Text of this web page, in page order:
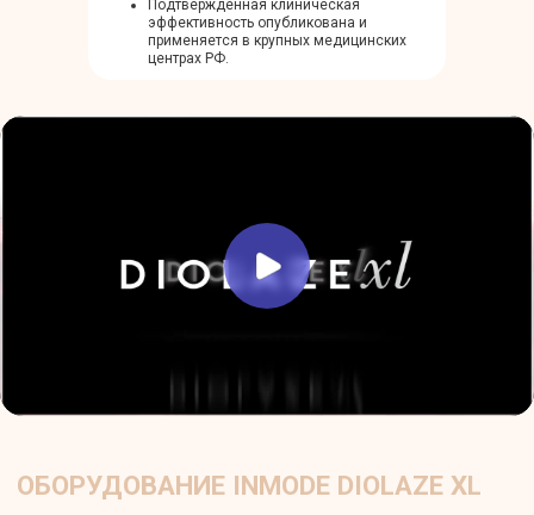
Подтверждённая клиническая
эффективность опубликована и
применяется в крупных медицинских
центрах РФ.
Лазерная эпиляция рекомендована:
Для профилактики фолликулита.
Желание долго наслаждаться гладкой
кожей без раздражения и воспалений.
перед первым сеансом необходима
консультация специалиста — врач
ЭПИЛЯЦИИ НОГ